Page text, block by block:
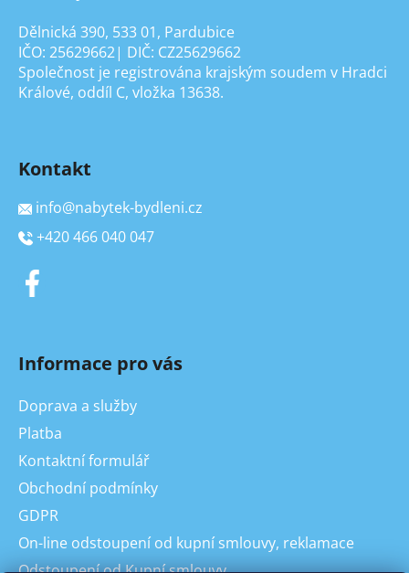
Dělnická 390, 533 01, Pardubice
IČO: 25629662| DIČ: CZ25629662
Společnost je registrována krajským soudem v Hradci
Králové, oddíl C, vložka 13638.
Kontakt
info@nabytek-bydleni.cz
+420 466 040 047
Informace pro vás
Doprava a služby
Platba
Kontaktní formulář
Obchodní podmínky
GDPR
On-line odstoupení od kupní smlouvy, reklamace